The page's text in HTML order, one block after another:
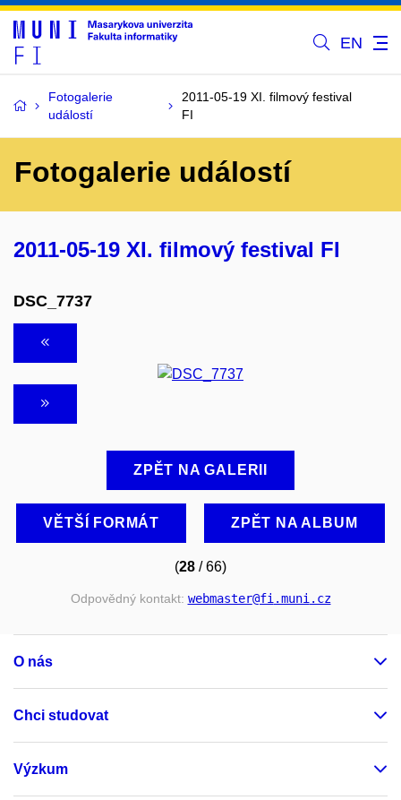
EN
Fotogalerie
událostí
2011-05-19 XI. filmový festival
FI
Fotogalerie událostí
2011-05-19 XI. filmový festival FI
DSC_7737
ZPĚT NA GALERII
VĚTŠÍ FORMÁT ZPĚT NA ALBUM
(28 / 66)
Odpovědný kontakt: webmaster@fi.muni.cz
O nás
Chci studovat
Výzkum